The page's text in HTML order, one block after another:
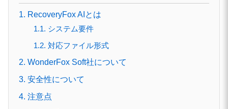
1. RecoveryFox AIとは
1.1. システム要件
1.2. 対応ファイル形式
2. WonderFox Soft社について
3. 安全性について
4. 注意点